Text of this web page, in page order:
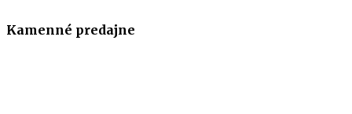
Kamenné predajne